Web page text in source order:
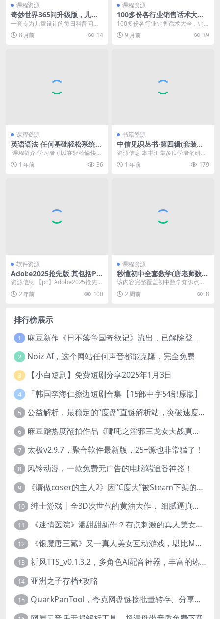
课程资源
奇妙世界365问升级版，儿童
科普知识每日一学
一套专为儿童设计的每日科普问答
集，涵盖自然、科技、人文、宇宙
等多元领域。通过生动...
8 月前 14
课程资源
100多份各行业销售话术大
全，销售必备资料包（PDF+
Word可编辑版）
100多份各行业销售话术大全，销
售必备资料包（PDF+Word可编辑
版） htt...
9 月前 39
课程资源
英语语法 任何基础轻松系统学
语法
​ 课程简介 学习者可以在轻松愉快的
氛围中掌握英语语法，提高语言运
用能力。 ht...
1 年前 36
书籍资源
中信见识丛书·第四辑(套装共8
册) [人文社科]
资源信息 本书汇集多位学者的研
究，探讨历史、文化差异、暴力趋
势、不平等及科学等主...
1 年前 179
软件资源
Adobe2025抢先版 其包括P
S、AE、lr、ME等9款软件,一
键安装激活!
资源信息 【pc】Adobe2025抢先
版,其包括PS、AE、lr、ME等9款
软...2 年前 100
课程资源
秒懂初中全套数学(唐老师数学
课堂)｜初中数学知识点大全
该内容完整覆盖初中数学知识点体
系，对代数、几何、函数重难点进
行通俗拆解，搭配解题...
2 周前 8
排行榜展示
1 麻豆新作《日不落帝国奇欲记》流出，已解除登录验证！
2 Noiz AI，这个网站任何声音都能克隆，完全免费
3 【小白短剧】免费短剧分享2025年1月3日
4 「韩国李海仁擦边短剧合集【15部中字54部原版】
5 公益解析，最稳定的“度盘”直链解析站，突破速度限制
6 麻豆蹭热度翻拍作品《哪吒之淫邪三龙女大战真阳魔童》 已上线
7 太极v2.9.7，聚合软件最新版，25+源也非常猛了！
8 风铃动漫，一款免费无广告的电脑端追番神器！
9 《请做coser的主人2》因“C度大”被Steam下架的真人美女互动游戏！
10 绅士游戏丨全3D次世代的黄油大作， 细腻逼真的双人互动狂想曲！
11 《迷情医院》潘甜甜新作？有点刺激的真人美女互动游戏
12 《银魔唐三藏》又一真人美女互动游戏，堪比M豆！
13 祈风TTS_v0.1.3.2，多角色Ai配音神器，丰富的热门音色
14 亚洲之子存档+攻略
15 QuarkPanTool，夸克网盘链接批量转存、分享和下载工具